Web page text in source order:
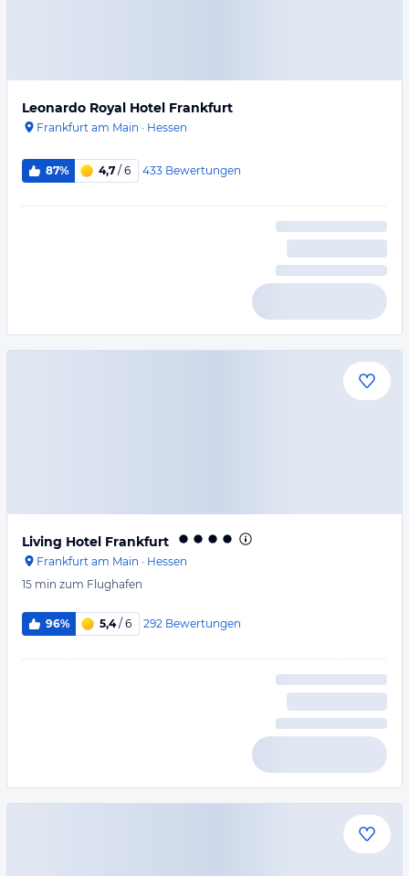
Leonardo Royal Hotel Frankfurt
Frankfurt am Main · Hessen
87% 4,7 / 6 433 Bewertungen
Living Hotel Frankfurt
Frankfurt am Main · Hessen
15 min zum Flughafen
96% 5,4/ 6 292 Bewertungen